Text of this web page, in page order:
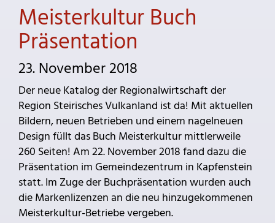
Meisterkultur Buch
Präsentation
23. November 2018
Der neue Katalog der Regionalwirtschaft der
Region Steirisches Vulkanland ist da! Mit aktuellen
Bildern, neuen Betrieben und einem nagelneuen
Design füllt das Buch Meisterkultur mittlerweile
260 Seiten! Am 22. November 2018 fand dazu die
Präsentation im Gemeindezentrum in Kapfenstein
statt. Im Zuge der Buchpräsentation wurden auch
die Markenlizenzen an die neu hinzugekommenen
Meisterkultur-Betriebe vergeben.